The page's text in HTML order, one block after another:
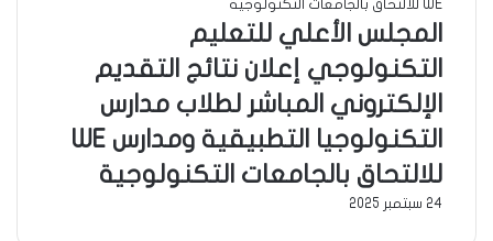
المجلس الأعلي للتعليم
التكنولوجي إعلان نتائج التقديم
الإلكتروني المباشر لطلاب مدارس
التكنولوجيا التطبيقية ومدارس WE
للالتحاق بالجامعات التكنولوجية
24 سبتمبر 2025